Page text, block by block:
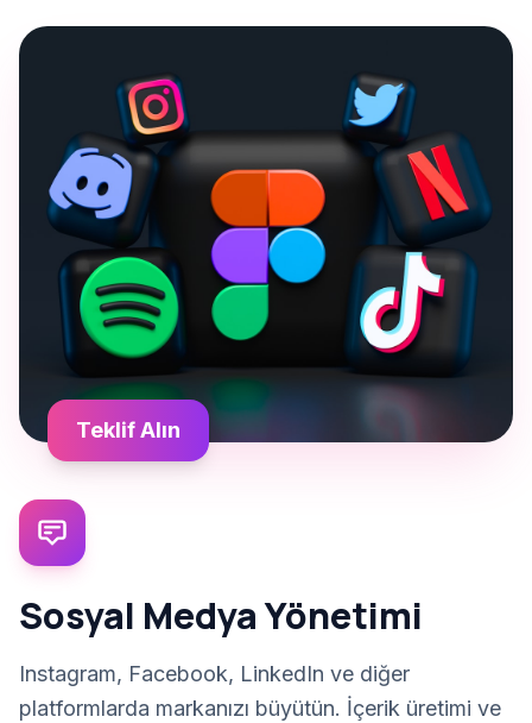
Teklif Alın
Sosyal Medya Yönetimi
Instagram, Facebook, LinkedIn ve diğer
platformlarda markanızı büyütün. İçerik üretimi ve